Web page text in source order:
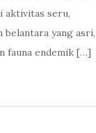
aktivitas seru,
yang asri,
fauna endemik […]